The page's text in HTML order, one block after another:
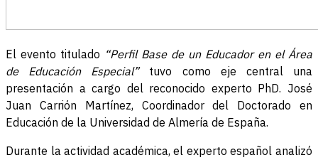
El evento titulado “Perfil Base de un Educador en el Área
de Educación Especial”tuvo como eje central una
presentación a cargo del reconocido experto PhD. José
Juan Carrión Martínez, Coordinador del Doctorado en
Educación de la Universidad de Almería de España.
Durante la actividad académica, el experto español analizó